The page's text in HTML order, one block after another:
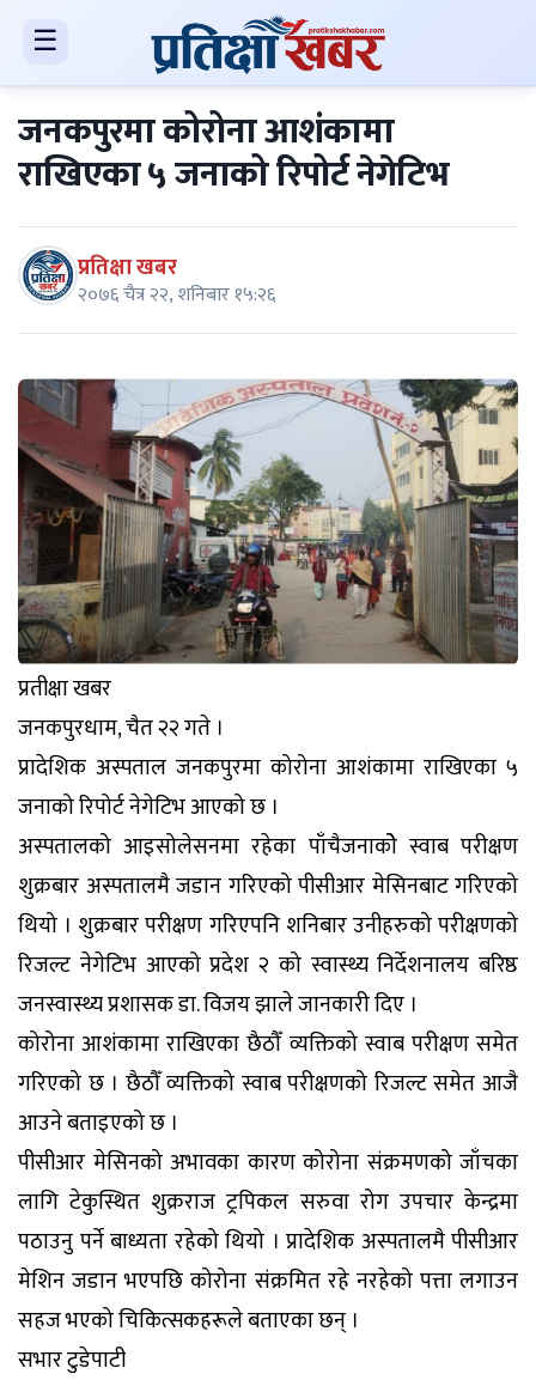
☰
जनकपुरमा कोरोना आशंकामा
राखिएका ५ जनाको रिपोर्ट नेगेटिभ
प्रतिक्षा खबर
२०७६ चैत्र २२, शनिबार १५:२६
प्रतीक्षा खबर
जनकपुरधाम, चैत २२ गते ।
प्रादेशिक अस्पताल जनकपुरमा कोरोना आशंकामा राखिएका ५
जनाको रिपोर्ट नेगेटिभ आएको छ ।
अस्पतालको आइसोलेसनमा रहेका पाँचैजनाकोे स्वाब परीक्षण
शुक्रबार अस्पतालमै जडान गरिएको पीसीआर मेसिनबाट गरिएको
थियो । शुक्रबार परीक्षण गरिएपनि शनिबार उनीहरुको परीक्षणको
रिजल्ट नेगेटिभ आएको प्रदेश २ को स्वास्थ्य निर्देशनालय बरिष्ठ
जनस्वास्थ्य प्रशासक डा. विजय झाले जानकारी दिए ।
कोरोना आशंकामा राखिएका छैठौँ व्यक्तिको स्वाब परीक्षण समेत
गरिएको छ । छैठौँ व्यक्तिको स्वाब परीक्षणको रिजल्ट समेत आजै
आउने बताइएको छ ।
पीसीआर मेसिनको अभावका कारण कोरोना संक्रमणको जाँचका
लागि टेकुस्थित शुक्रराज ट्रपिकल सरुवा रोग उपचार केन्द्रमा
पठाउनु पर्ने बाध्यता रहेको थियो । प्रादेशिक अस्पतालमै पीसीआर
मेशिन जडान भएपछि कोरोना संक्रमित रहे नरहेको पत्ता लगाउन
सहज भएको चिकित्सकहरूले बताएका छन् ।
सभार टुडेपाटी